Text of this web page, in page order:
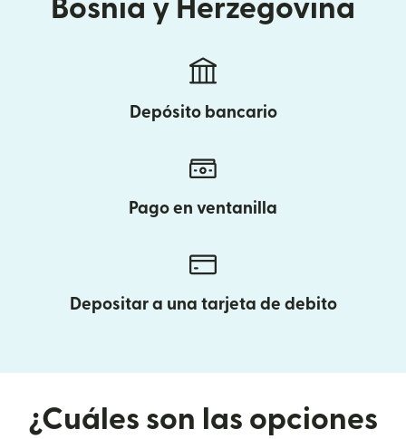
Bosnia y Herzegovina
Depósito bancario
Pago en ventanilla
Depositar a una tarjeta de debito
¿Cuáles son las opciones